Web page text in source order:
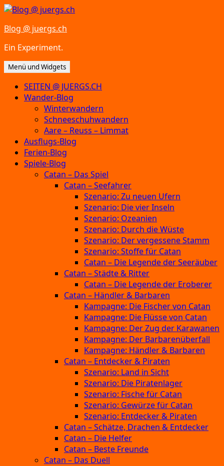
Zum
springen
Blog @ juergs.ch
Ein Experiment.
Menü und Widgets
SEITEN @ JUERGS.CH
Wander-Blog
Winterwandern
Schneeschuhwandern
Aare – Reuss – Limmat
Ausflugs-Blog
Ferien-Blog
Spiele-Blog
Catan – Das Spiel
Catan – Seefahrer
Szenario: Zu neuen Ufern
Szenario: Die vier Inseln
Szenario: Ozeanien
Szenario: Durch die Wüste
Szenario: Der vergessene Stamm
Szenario: Stoffe für Catan
Catan – Die Legende der Seeräuber
Catan – Städte & Ritter
Catan – Die Legende der Eroberer
Catan – Händler & Barbaren
Kampagne: Die Fischer von Catan
Kampagne: Die Flüsse von Catan
Kampagne: Der Zug der Karawanen
Kampagne: Der Barbarenüberfall
Kampagne: Händler & Barbaren
Catan – Entdecker & Piraten
Szenario: Land in Sicht
Szenario: Die Piratenlager
Szenario: Fische für Catan
Szenario: Gewürze für Catan
Szenario: Entdecker & Piraten
Catan – Schätze, Drachen & Entdecker
Catan – Die Helfer
Catan – Beste Freunde
Catan – Das Duell